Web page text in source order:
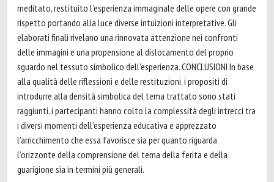
meditato, restituito l’esperienza immaginale delle opere con grande
rispetto portando alla luce diverse intuizioni interpretative. Gli
elaborati finali rivelano una rinnovata attenzione nei confronti
delle immagini e una propensione al dislocamento del proprio
sguardo nel tessuto simbolico dell'esperienza. CONCLUSIONI In base
alla qualità delle riflessioni e delle restituzioni, i propositi di
introdurre alla densità simbolica del tema trattato sono stati
raggiunti, i partecipanti hanno colto la complessità degli intrecci tra
i diversi momenti dell’esperienza educativa e apprezzato
l'arricchimento che essa favorisce sia per quanto riguarda
l’orizzonte della comprensione del tema della ferita e della
guarigione sia in termini più generali.